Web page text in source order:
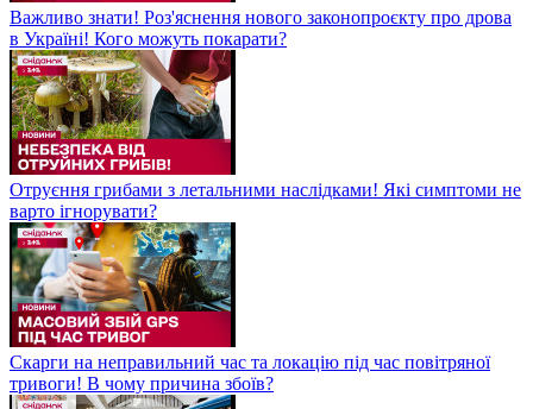
Важливо знати! Роз'яснення нового законопроєкту про дрова
в Україні! Кого можуть покарати?
Отруєння грибами з летальними наслідками! Які симптоми не
варто ігнорувати?
Скарги на неправильний час та локацію під час повітряної
тривоги! В чому причина збоїв?